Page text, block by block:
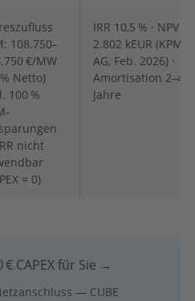
108.750–
€/MW
Netto)
100 %
nicht
= 0)
IRR 10,5 % · NPV
2.802 kEUR (KPMG
AG, Feb. 2026) ·
Amortisation 2–4
Jahre
CAPEX für Sie →
— CUBE